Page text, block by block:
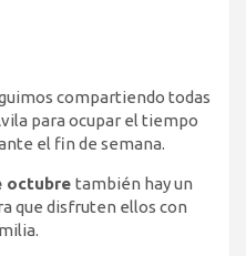
compartiendo todas
para ocupar el tiempo
el fin de semana.
octubre también hay un
que disfruten ellos con